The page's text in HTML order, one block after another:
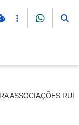
ASSOCIAÇÕES